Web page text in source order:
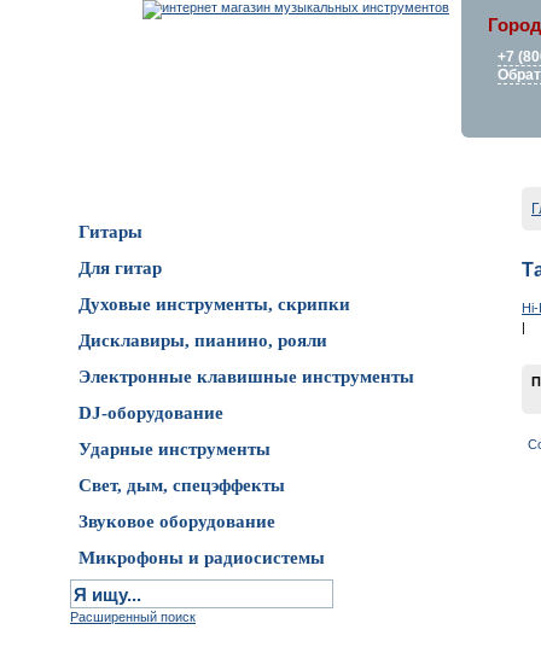
+7
Гитары
Для гитар
Духовые инструменты, скрипки
Дисклавиры, пианино, рояли
Электронные клавишные инструменты
DJ-оборудование
Ударные инструменты
Свет, дым, спецэффекты
Звуковое оборудование
Микрофоны и радиосистемы
Расширенный поиск
|